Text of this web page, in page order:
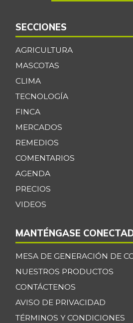
SECCIONES
AGRICULTURA
MASCOTAS
CLIMA
TECNOLOGÍA
FINCA
MERCADOS
REMEDIOS
COMENTARIOS
AGENDA
PRECIOS
VIDEOS
MANTÉNGASE
MESA DE GENERACIÓN DE
NUESTROS PRODUCTOS
CONTÁCTENOS
AVISO DE PRIVACIDAD
TÉRMINOS Y CONDICIONES